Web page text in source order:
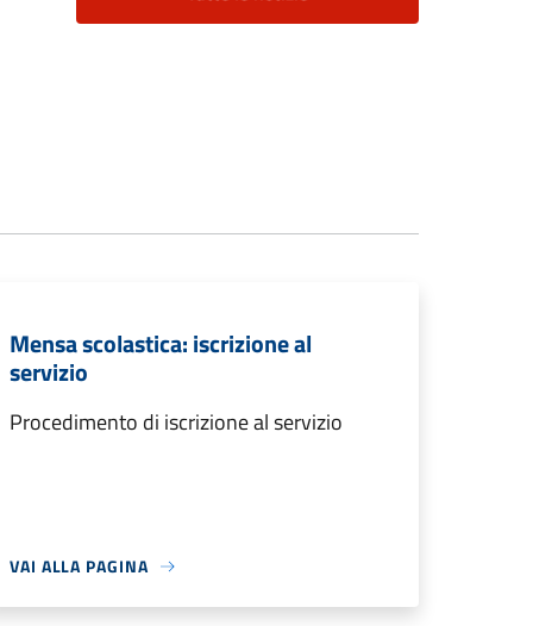
Mensa scolastica: iscrizione al
servizio
Procedimento di iscrizione al servizio
VAI ALLA PAGINA